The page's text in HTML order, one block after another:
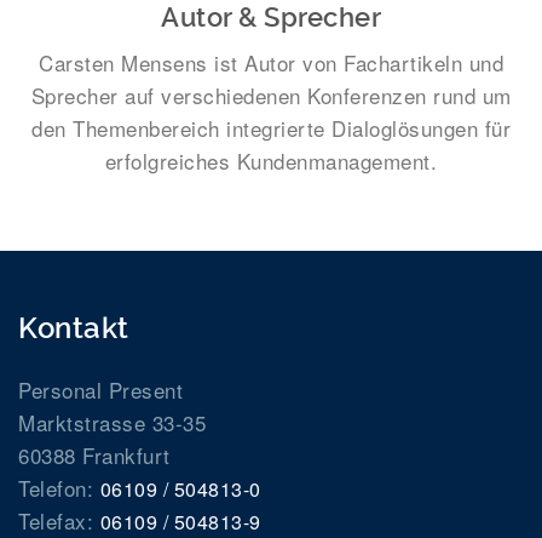
Autor & Sprecher
Carsten Mensens ist Autor von Fachartikeln und
Sprecher auf verschiedenen Konferenzen rund um
den Themenbereich integrierte Dialoglösungen für
erfolgreiches Kundenmanagement.
Kontakt
Personal Present
Marktstrasse 33-35
60388 Frankfurt
Telefon: 06109 / 504813-0
Telefax: 06109 / 504813-9